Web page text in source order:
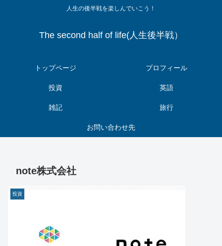
人生の後半戦を楽しんでいこう！
The second half of life(人生後半戦）
トップページ プロフィール
投資 英語
雑記 旅行
お問い合わせ先
note株式会社
投資